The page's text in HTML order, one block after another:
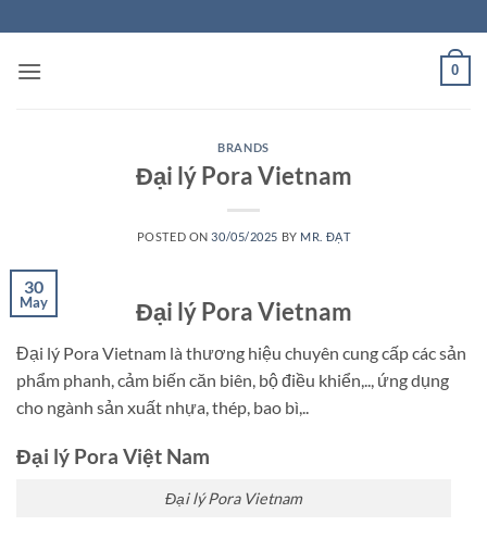
to
content
0
BRANDS
Đại lý Pora Vietnam
POSTED ON 30/05/2025 BY MR. ĐẠT
30
May Đại lý Pora Vietnam
Đại lý Pora Vietnam là thương hiệu chuyên cung cấp các sản
phẩm phanh, cảm biến căn biên, bộ điều khiển,.., ứng dụng
cho ngành sản xuất nhựa, thép, bao bì,..
Đại lý Pora Việt Nam
Đại lý Pora Vietnam